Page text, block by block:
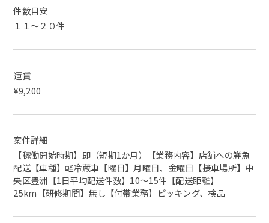
件数目安
１１～２０件
運賃
¥9,200
案件詳細
【稼働開始時期】即（短期1か月）【業務内容】店舗への鮮魚
配送【車種】軽冷蔵車【曜日】月曜日、金曜日【接車場所】中
央区豊洲【1日平均配送件数】10～15件【配送距離】
25km【研修期間】無し【付帯業務】ピッキング、検品